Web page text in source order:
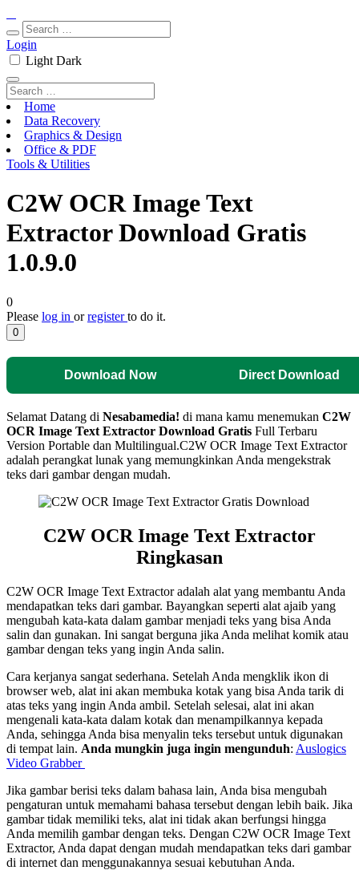
Login
Light Dark
Home
Data Recovery
Graphics & Design
Office & PDF
Tools & Utilities
C2W OCR Image Text
Extractor Download Gratis
1.0.9.0
0
Please log in orregisterto do it.
0
Download Now Direct Download
Selamat Datang di Nesabamedia! di mana kamu menemukan C2W
OCR Image Text Extractor Download Gratis Full Terbaru
Version Portable dan Multilingual.C2W OCR Image Text Extractor
adalah perangkat lunak yang memungkinkan Anda mengekstrak
teks dari gambar dengan mudah.
C2W OCR Image Text Extractor
Ringkasan
C2W OCR Image Text Extractor adalah alat yang membantu Anda
mendapatkan teks dari gambar. Bayangkan seperti alat ajaib yang
mengubah kata-kata dalam gambar menjadi teks yang bisa Anda
salin dan gunakan. Ini sangat berguna jika Anda melihat komik atau
gambar dengan teks yang ingin Anda salin.
Cara kerjanya sangat sederhana. Setelah Anda mengklik ikon di
browser web, alat ini akan membuka kotak yang bisa Anda tarik di
atas teks yang ingin Anda ambil. Setelah selesai, alat ini akan
mengenali kata-kata dalam kotak dan menampilkannya kepada
Anda, sehingga Anda bisa menyalin teks tersebut untuk digunakan
di tempat lain. Anda mungkin juga ingin mengunduh: Auslogics
Video Grabber
Jika gambar berisi teks dalam bahasa lain, Anda bisa mengubah
pengaturan untuk memahami bahasa tersebut dengan lebih baik. Jika
gambar tidak memiliki teks, alat ini tidak akan berfungsi hingga
Anda memilih gambar dengan teks. Dengan C2W OCR Image Text
Extractor, Anda dapat dengan mudah mendapatkan teks dari gambar
di internet dan menggunakannya sesuai kebutuhan Anda.